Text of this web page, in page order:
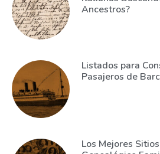
Ancestros?
Listados para
Pasajeros de
Los Mejores